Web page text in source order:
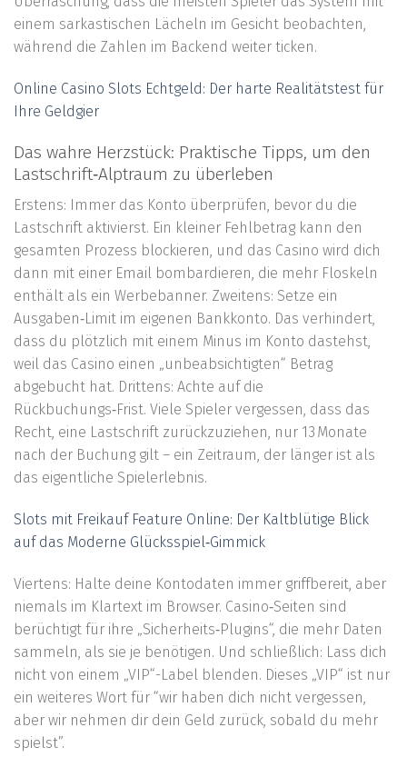
einem sarkastischen Lächeln im Gesicht beobachten,
während die Zahlen im Backend weiter ticken.
Online Casino Slots Echtgeld: Der harte Realitätstest für
Ihre Geldgier
Das wahre Herzstück: Praktische Tipps, um den
Lastschrift‑Alptraum zu überleben
Erstens: Immer das Konto überprüfen, bevor du die
Lastschrift aktivierst. Ein kleiner Fehlbetrag kann den
gesamten Prozess blockieren, und das Casino wird dich
dann mit einer Email bombardieren, die mehr Floskeln
enthält als ein Werbebanner. Zweitens: Setze ein
Ausgaben‑Limit im eigenen Bankkonto. Das verhindert,
dass du plötzlich mit einem Minus im Konto dastehst,
weil das Casino einen „unbeabsichtigten“ Betrag
abgebucht hat. Drittens: Achte auf die
Rückbuchungs‑Frist. Viele Spieler vergessen, dass das
Recht, eine Lastschrift zurückzuziehen, nur 13 Monate
nach der Buchung gilt – ein Zeitraum, der länger ist als
das eigentliche Spielerlebnis.
Slots mit Freikauf Feature Online: Der Kaltblütige Blick
auf das Moderne Glücksspiel‑Gimmick
Viertens: Halte deine Kontodaten immer griffbereit, aber
niemals im Klartext im Browser. Casino‑Seiten sind
berüchtigt für ihre „Sicherheits‑Plugins“, die mehr Daten
sammeln, als sie je benötigen. Und schließlich: Lass dich
nicht von einem „VIP“-Label blenden. Dieses „VIP“ ist nur
ein weiteres Wort für “wir haben dich nicht vergessen,
aber wir nehmen dir dein Geld zurück, sobald du mehr
spielst”.